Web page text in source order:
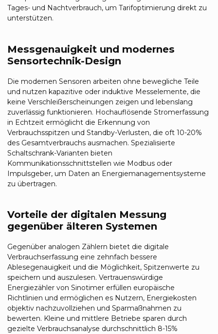
Tages- und Nachtverbrauch, um Tarifoptimierung direkt zu
unterstützen.
Messgenauigkeit und modernes
Sensortechnik-Design
Die modernen Sensoren arbeiten ohne bewegliche Teile
und nutzen kapazitive oder induktive Messelemente, die
keine Verschleißerscheinungen zeigen und lebenslang
zuverlässig funktionieren. Hochauflösende Stromerfassung
in Echtzeit ermöglicht die Erkennung von
Verbrauchsspitzen und Standby-Verlusten, die oft 10-20%
des Gesamtverbrauchs ausmachen. Spezialisierte
Schaltschrank-Varianten bieten
Kommunikationsschnittstellen wie Modbus oder
Impulsgeber, um Daten an Energiemanagementsysteme
zu übertragen.
Vorteile der digitalen Messung
gegenüber älteren Systemen
Gegenüber analogen Zählern bietet die digitale
Verbrauchserfassung eine zehnfach bessere
Ablesegenauigkeit und die Möglichkeit, Spitzenwerte zu
speichern und auszulesen. Vertrauenswürdige
Energiezähler von Sinotimer erfüllen europäische
Richtlinien und ermöglichen es Nutzern, Energiekosten
objektiv nachzuvollziehen und Sparmaßnahmen zu
bewerten. Kleine und mittlere Betriebe sparen durch
gezielte Verbrauchsanalyse durchschnittlich 8-15%